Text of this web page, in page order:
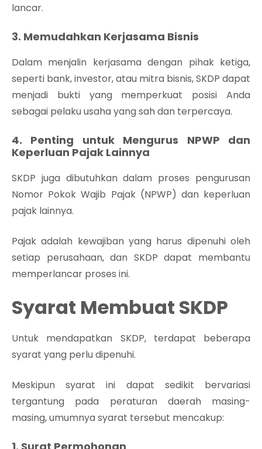
lancar.
3. Memudahkan Kerjasama Bisnis
Dalam menjalin kerjasama dengan pihak ketiga,
seperti bank, investor, atau mitra bisnis, SKDP dapat
menjadi bukti yang memperkuat posisi Anda
sebagai pelaku usaha yang sah dan terpercaya.
4. Penting untuk Mengurus NPWP dan
Keperluan Pajak Lainnya
SKDP juga dibutuhkan dalam proses pengurusan
Nomor Pokok Wajib Pajak (NPWP) dan keperluan
pajak lainnya.
Pajak adalah kewajiban yang harus dipenuhi oleh
setiap perusahaan, dan SKDP dapat membantu
memperlancar proses ini.
Syarat Membuat SKDP
Untuk mendapatkan SKDP, terdapat beberapa
syarat yang perlu dipenuhi.
Meskipun syarat ini dapat sedikit bervariasi
tergantung pada peraturan daerah masing-
masing, umumnya syarat tersebut mencakup:
1. Surat Permohonan